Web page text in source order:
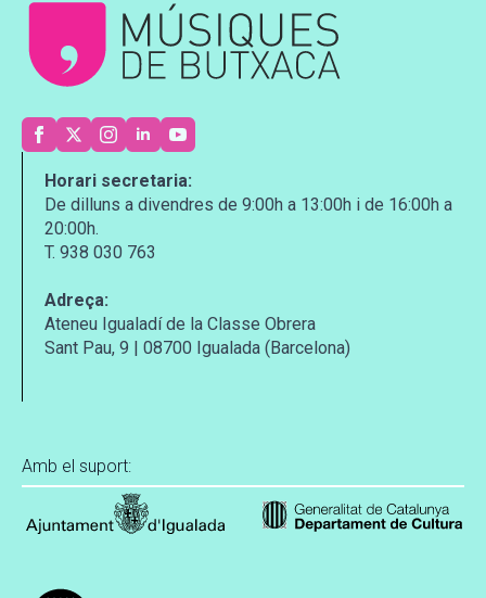
Horari secretaria:
De dilluns a divendres de 9:00h a 13:00h i de 16:00h a
20:00h.
T. 938 030 763
Adreça:
Ateneu Igualadí de la Classe Obrera
Sant Pau, 9 | 08700 Igualada (Barcelona)
Amb el suport: